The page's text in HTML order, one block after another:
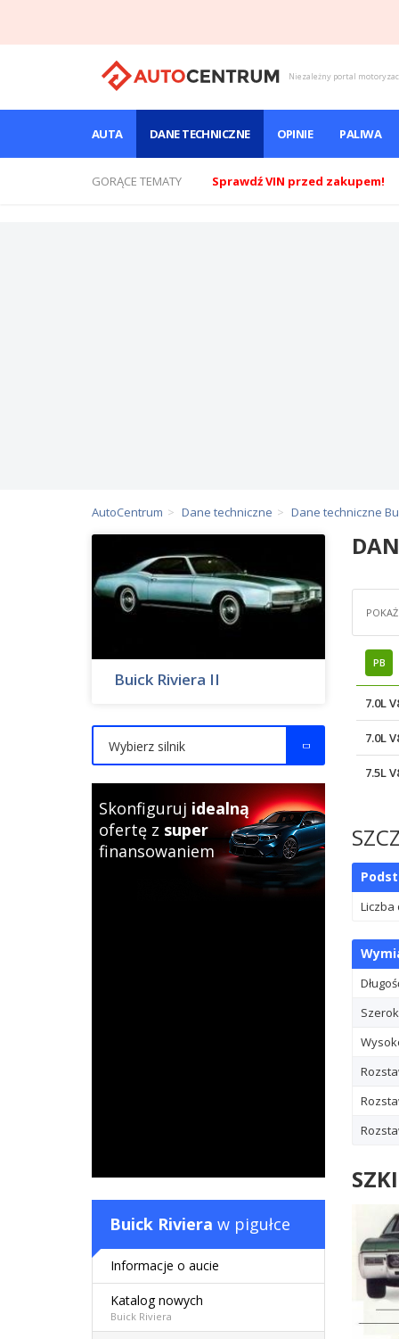
Niezależny portal
AUTA DANE TECHNICZNE OPINIE PALIWA
GORĄCE TEMATY Sprawdź VIN przed zakupem!
AutoCentrum Dane techniczne Dane techniczne
PB
7.0L
7.0L
7.5L
Liczba
Buick Riviera II
Wybierz silnik
Skonfiguruj idealną
ofertę z super
finansowaniem
Buick Riviera w pigułce
Informacje o aucie
Katalog nowych
Buick Riviera